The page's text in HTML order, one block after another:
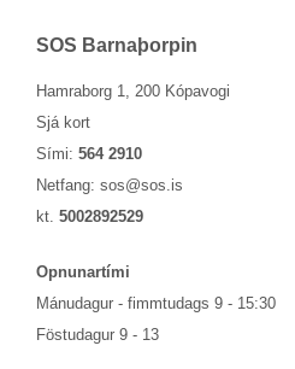
SOS Barna­þorp­in
Hamraborg 1, 200 Kópavogi
Sjá kort
Sími: 564 2910
Netfang: sos@sos.is
kt. 5002892529
Opn­un­ar­tími
Mánu­dag­ur - fimmtu­dags 9 - 15:30
Föstu­dag­ur 9 - 13